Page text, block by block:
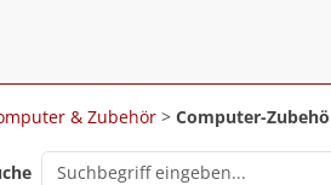
& Zubehör > Computer-